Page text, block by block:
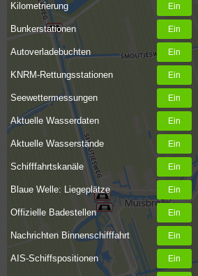
Kilometrierung
Bunkerstationen
Autoverladebuchten
KNRM-Rettungsstationen
Seewettermessungen
Aktuelle Wasserdaten
Aktuelle Wasserstände
Schifffahrtskanäle
Blaue Welle: Liegeplätze
Offizielle Badestellen
Nachrichten Binnenschifffahrt
AIS-Schiffspositionen